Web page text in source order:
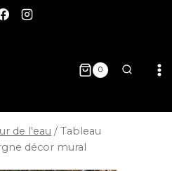
0
de l'eau / Tableau
décor mural